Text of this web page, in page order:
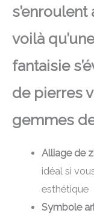
voilà
fantaisie
de pierres
gemmes
Alliage de
idéal si
esthétique
Symbole